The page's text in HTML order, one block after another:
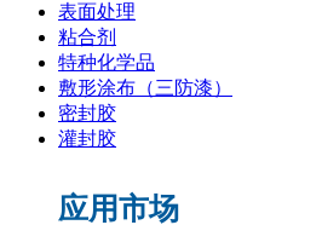
表面处理
粘合剂
特种化学品
敷形涂布（三防漆）
密封胶
灌封胶
应用市场